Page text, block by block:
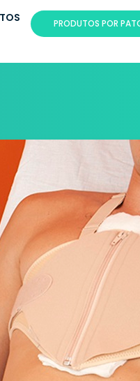
PRODUTOS POR